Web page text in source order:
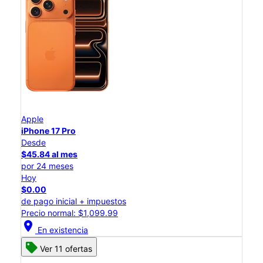
Apple
iPhone 17 Pro
Desde
$45.84 al mes
por 24 meses
Hoy
$0.00
de pago inicial + impuestos
Precio normal: $1,099.99
location_on En existencia
Ver 11 ofertas